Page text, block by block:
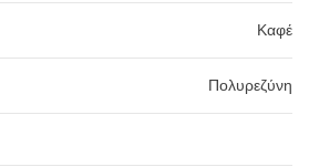
Καφέ
Πολυρεζύνη